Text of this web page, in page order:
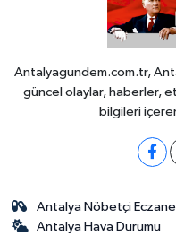
Antalyagundem.com.tr,
güncel olaylar, haberler,
bilgileri
Antalya Nöbetçi
Antalya Hava Durumu